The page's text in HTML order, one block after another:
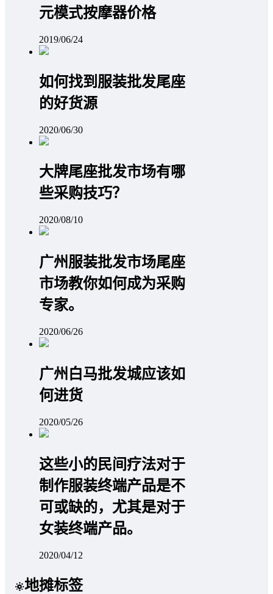
元模式按摩器价格
2019/06/24
如何找到服装批发尾座
的好货源
2020/06/30
大牌尾座批发市场有哪
些采购技巧？
2020/08/10
广州服装批发市场尾座
市场教你如何成为采购
专家。
2020/06/26
广州白马批发城应该如
何进货
2020/05/26
这些小的民间疗法对于
制作服装终端产品是不
可或缺的，尤其是对于
女装终端产品。
2020/04/12
地摊标签